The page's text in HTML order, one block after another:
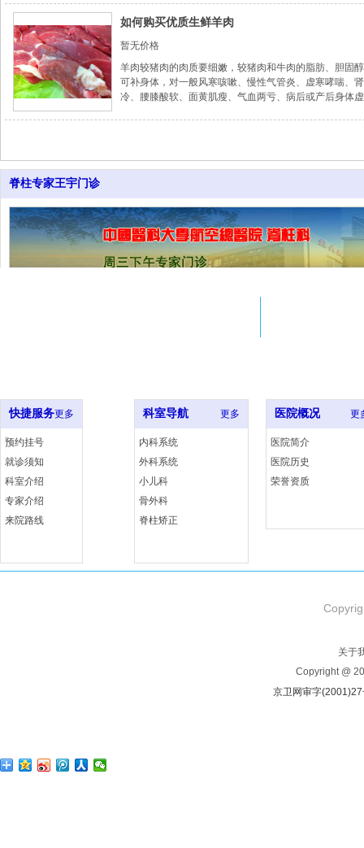
如何购买优质生鲜羊肉
暂无价格
羊肉较猪肉的肉质要细嫩，较猪肉和牛肉的脂肪、胆固
可补身体，对一般风寒咳嗽、慢性气管炎、虚寒哮喘、
冷、腰膝酸软、面黄肌瘦、气血两亏、病后或产后身体
脊柱专家王宇门诊
快捷服务更多
预约挂号
就诊须知
科室介绍
专家介绍
来院路线
科室导航 更多
内科系统
外科系统
小儿科
骨外科
脊柱矫正
医院概况 更
医院简介
医院历史
荣誉资质
关于
Copyright @
京卫网审字(2001)27